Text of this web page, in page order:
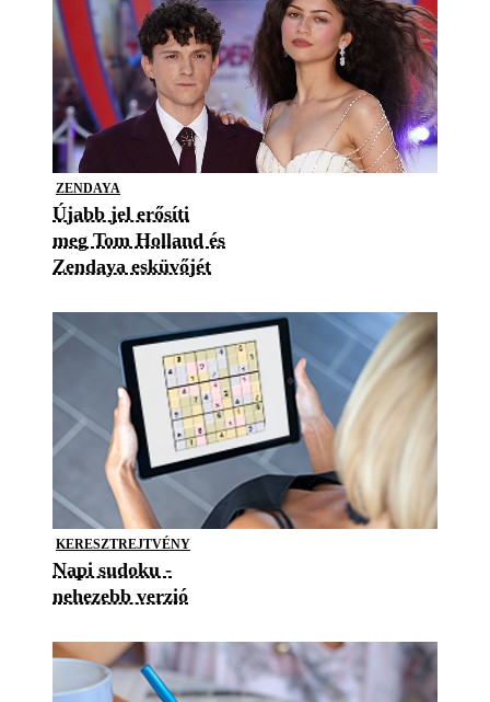
ZENDAYA
Újabb jel erősíti
meg Tom Holland és
Zendaya esküvőjét
KERESZTREJTVÉNY
Napi sudoku -
nehezebb verzió